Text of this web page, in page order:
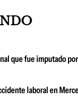
que fue imputado
laboral en